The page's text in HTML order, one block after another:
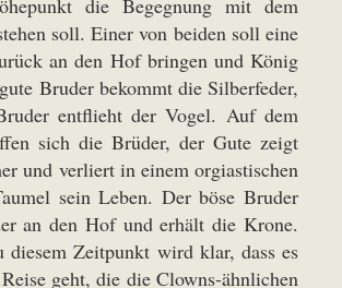
die Begegnung mit dem
soll. Einer von beiden soll eine
an den Hof bringen und König
Bruder bekommt die Silberfeder,
entflieht der Vogel. Auf dem
sich die Brüder, der Gute zeigt
und verliert in einem orgiastischen
sein Leben. Der böse Bruder
an den Hof und erhält die Krone.
diesem Zeitpunkt wird klar, dass es
geht, die die Clowns-ähnlichen